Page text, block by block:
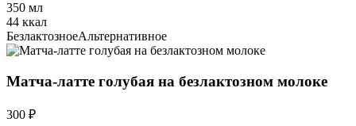
350 мл
44 ккал
БезлактозноеАльтернативное
Матча-латте голубая на безлактозном молоке
300 ₽